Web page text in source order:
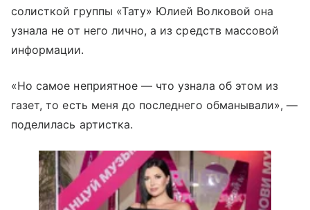
солисткой группы «Тату» Юлией Волковой она
узнала не от него лично, а из средств массовой
информации.
«Но самое неприятное — что узнала об этом из
газет, то есть меня до последнего обманывали», —
поделилась артистка.